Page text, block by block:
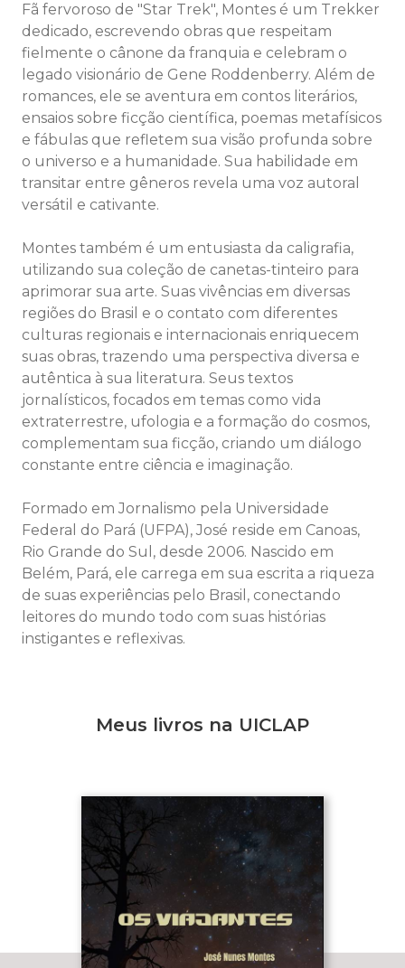
Fã fervoroso de "Star Trek", Montes é um Trekker
dedicado, escrevendo obras que respeitam
fielmente o cânone da franquia e celebram o
legado visionário de Gene Roddenberry. Além de
romances, ele se aventura em contos literários,
ensaios sobre ficção científica, poemas metafísicos
e fábulas que refletem sua visão profunda sobre
o universo e a humanidade. Sua habilidade em
transitar entre gêneros revela uma voz autoral
versátil e cativante.
Montes também é um entusiasta da caligrafia,
utilizando sua coleção de canetas-tinteiro para
aprimorar sua arte. Suas vivências em diversas
regiões do Brasil e o contato com diferentes
culturas regionais e internacionais enriquecem
suas obras, trazendo uma perspectiva diversa e
autêntica à sua literatura. Seus textos
jornalísticos, focados em temas como vida
extraterrestre, ufologia e a formação do cosmos,
complementam sua ficção, criando um diálogo
constante entre ciência e imaginação.
Formado em Jornalismo pela Universidade
Federal do Pará (UFPA), José reside em Canoas,
Rio Grande do Sul, desde 2006. Nascido em
Belém, Pará, ele carrega em sua escrita a riqueza
de suas experiências pelo Brasil, conectando
leitores do mundo todo com suas histórias
instigantes e reflexivas.
Meus livros na UICLAP